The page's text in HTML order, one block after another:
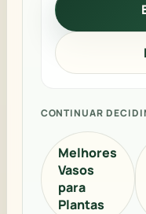
CONTINUAR
Melhores
Vasos
para
Plantas